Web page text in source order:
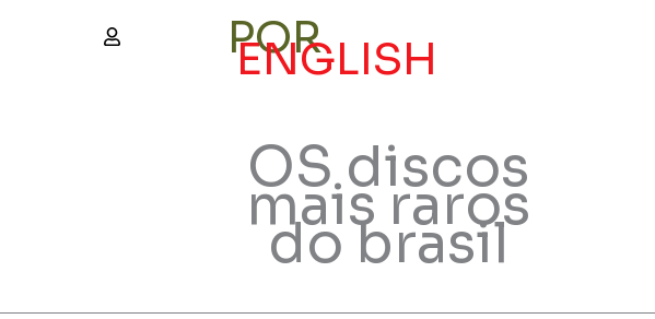
POR
ENGLISH
OS discos
mais raros
do brasil